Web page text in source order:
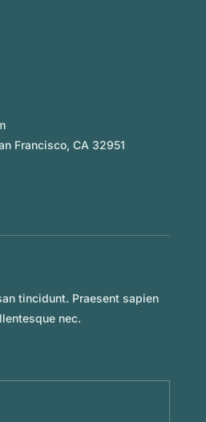
Francisco, CA 32951
tincidunt. Praesent sapien
nec.